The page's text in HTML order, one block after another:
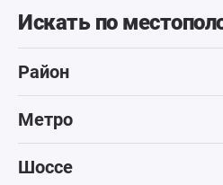
Искать по
Район
Метро
Шоссе